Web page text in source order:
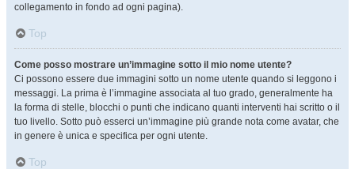
collegamento in fondo ad ogni pagina).
Top
Come posso mostrare un’immagine sotto il mio nome utente?
Ci possono essere due immagini sotto un nome utente quando si leggono i
messaggi. La prima è l’immagine associata al tuo grado, generalmente ha
la forma di stelle, blocchi o punti che indicano quanti interventi hai scritto o il
tuo livello. Sotto può esserci un’immagine più grande nota come avatar, che
in genere è unica e specifica per ogni utente.
Top